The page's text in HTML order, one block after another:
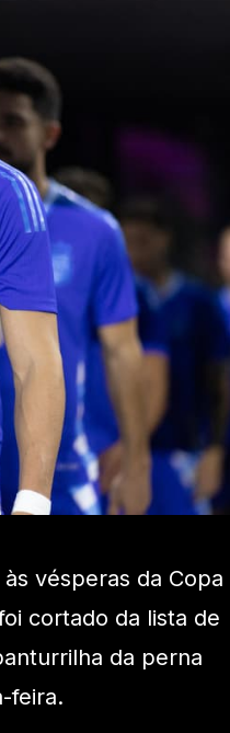
vésperas da Copa
cortado da lista de
da perna
feira.